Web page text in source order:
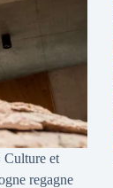
et
regagne